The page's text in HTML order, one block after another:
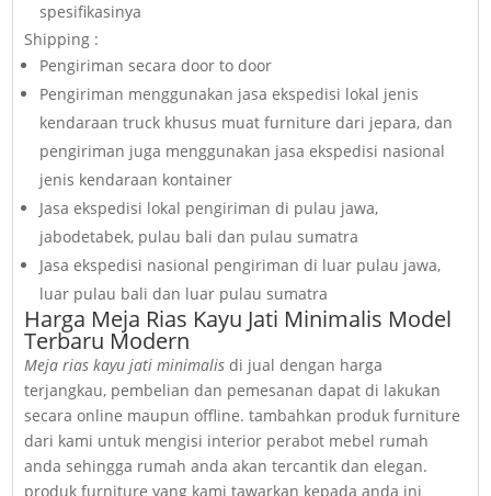
spesifikasinya
Shipping :
Pengiriman secara door to door
Pengiriman menggunakan jasa ekspedisi lokal jenis
kendaraan truck khusus muat furniture dari jepara, dan
pengiriman juga menggunakan jasa ekspedisi nasional
jenis kendaraan kontainer
Jasa ekspedisi lokal pengiriman di pulau jawa,
jabodetabek, pulau bali dan pulau sumatra
Jasa ekspedisi nasional pengiriman di luar pulau jawa,
luar pulau bali dan luar pulau sumatra
Harga Meja Rias Kayu Jati Minimalis Model
Terbaru Modern
Meja rias kayu jati minimalis di jual dengan harga
terjangkau, pembelian dan pemesanan dapat di lakukan
secara online maupun offline. tambahkan produk furniture
dari kami untuk mengisi interior perabot mebel rumah
anda sehingga rumah anda akan tercantik dan elegan.
produk furniture yang kami tawarkan kepada anda ini